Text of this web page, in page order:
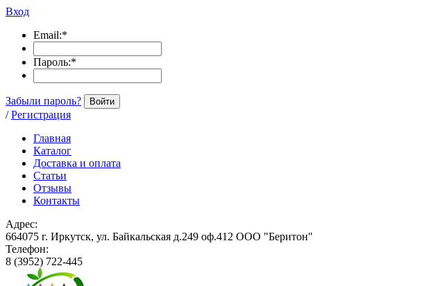
Вход
Email:*
Пароль:*
Забыли пароль? Войти
/ Регистрация
Главная
Каталог
Доставка и оплата
Статьи
Отзывы
Контакты
Адрес:
664075 г. Иркутск, ул. Байкальская д.249 оф.412 ООО "Беритон"
Телефон:
8 (3952) 722-445